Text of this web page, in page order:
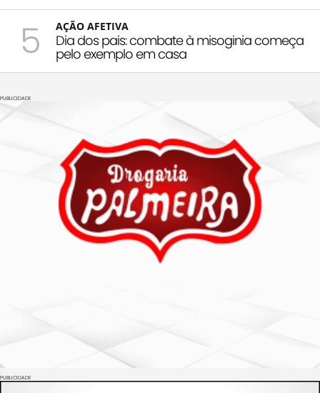
5
AÇÃO AFETIVA
Dia dos pais: combate à misoginia começa
pelo exemplo em casa
PUBLICIDADE
PUBLICIDADE